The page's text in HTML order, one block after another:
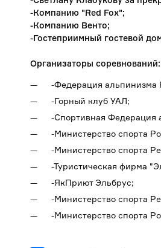
-Компанию "Red Fox";
-Компанию Венто;
-Гостеприимный гостевой
Организаторы соревнований:
-Федерация альпинизма
-Горный клуб УАЛ;
-Спортивная Федерация
-Министерство спорта
-Министерство спорта
-Туристическая фирма
-ЯкПриют Эльбрус;
-Министерство спорта
-Министерство спорта